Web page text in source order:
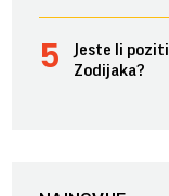
Jeste li
Zodijaka?